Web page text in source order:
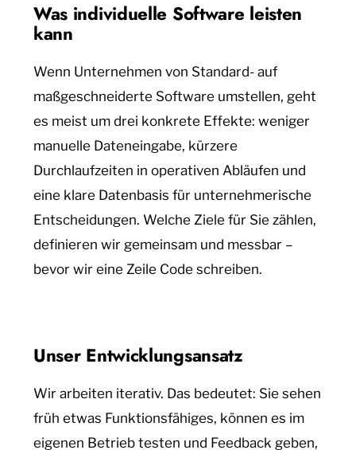
Was individuelle Software leisten
kann
Wenn Unternehmen von Standard- auf
maßgeschneiderte Software umstellen, geht
es meist um drei konkrete Effekte: weniger
manuelle Dateneingabe, kürzere
Durchlaufzeiten in operativen Abläufen und
eine klare Datenbasis für unternehmerische
Entscheidungen. Welche Ziele für Sie zählen,
definieren wir gemeinsam und messbar –
bevor wir eine Zeile Code schreiben.
Unser Entwicklungsansatz
Wir arbeiten iterativ. Das bedeutet: Sie sehen
früh etwas Funktionsfähiges, können es im
eigenen Betrieb testen und Feedback geben,